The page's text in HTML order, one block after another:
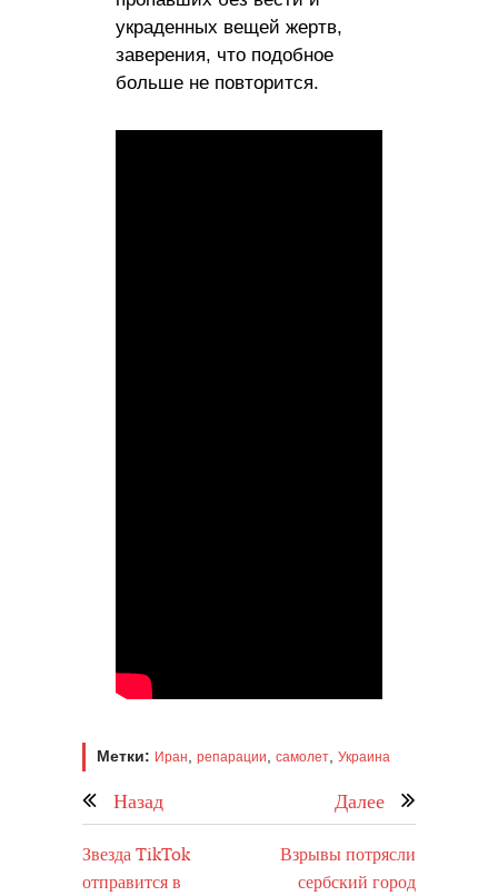
украденных вещей жертв,
заверения, что подобное
больше не повторится.
Метки: Иран репарации самолет Украина
Назад Далее
Звезда TikTok
отправится в
Взрывы потрясли
сербский город